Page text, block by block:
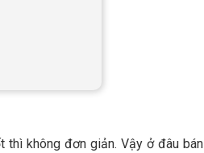
thì không đơn giản. Vậy ở đâu bán